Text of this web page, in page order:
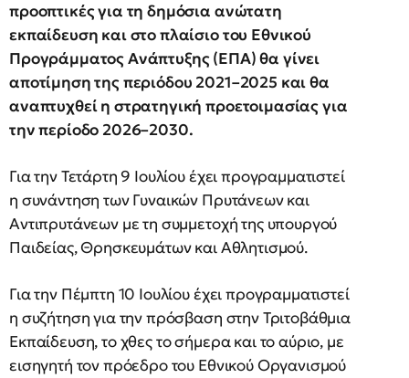
προοπτικές για τη δημόσια ανώτατη
εκπαίδευση και στο πλαίσιο του Εθνικού
Προγράμματος Ανάπτυξης (ΕΠΑ) θα γίνει
αποτίμηση της περιόδου 2021–2025 και θα
αναπτυχθεί η στρατηγική προετοιμασίας για
την περίοδο 2026–2030.
Για την Τετάρτη 9 Ιουλίου έχει προγραμματιστεί
η συνάντηση των Γυναικών Πρυτάνεων και
Αντιπρυτάνεων με τη συμμετοχή της υπουργού
Παιδείας, Θρησκευμάτων και Αθλητισμού.
Για την Πέμπτη 10 Ιουλίου έχει προγραμματιστεί
η συζήτηση για την πρόσβαση στην Τριτοβάθμια
Εκπαίδευση, το χθες το σήμερα και το αύριο, με
εισηγητή τον πρόεδρο του Εθνικού Οργανισμού